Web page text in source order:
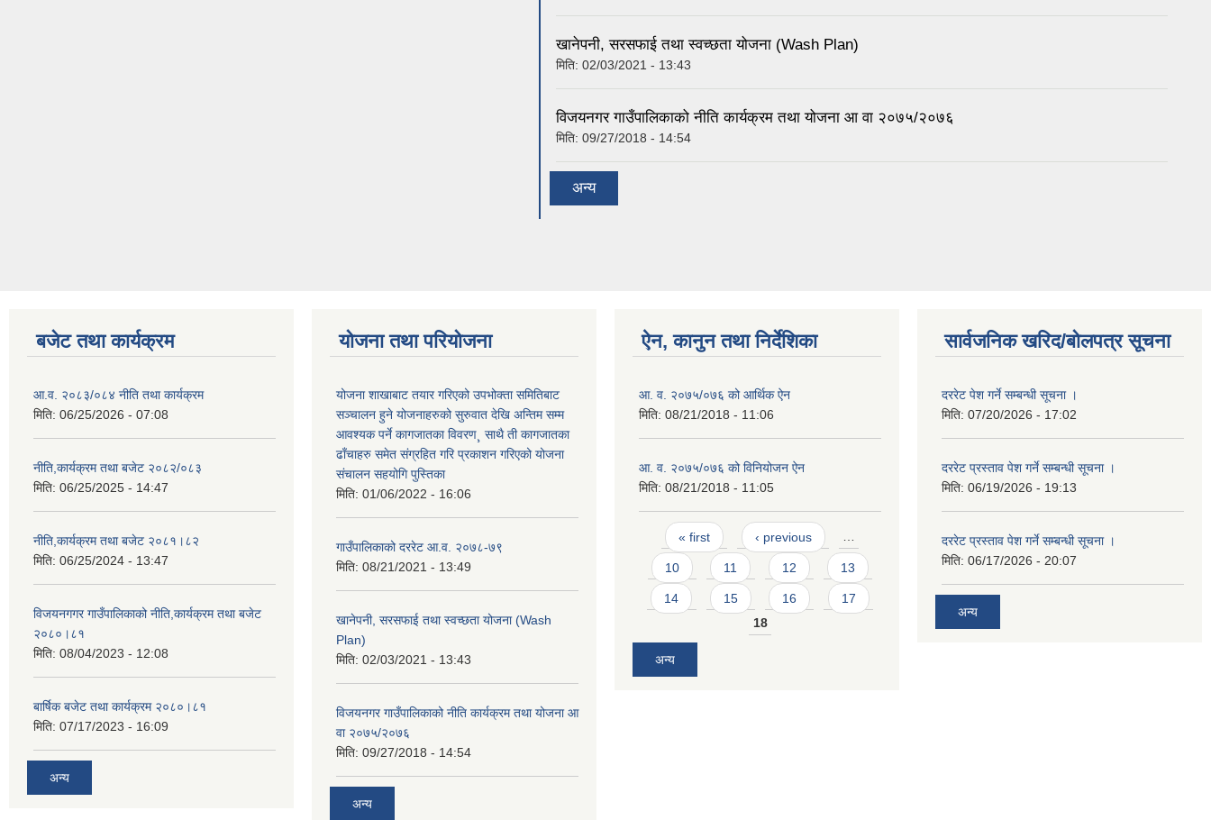
खानेपनी, सरसफाई तथा स्वच्छता योजना (Wash Plan)
मिति: 02/03/2021 - 13:43
विजयनगर गाउँपालिकाको नीति कार्यक्रम तथा योजना आ वा २०७५/२०७६
मिति: 09/27/2018 - 14:54
अन्य
बजेट तथा कार्यक्रम
आ.व. २०८३/०८४ नीति तथा कार्यक्रम
मिति: 06/25/2026 - 07:08
नीति,कार्यक्रम तथा बजेट २०८२/०८३
मिति: 06/25/2025 - 14:47
नीति,कार्यक्रम तथा बजेट २०८१।८२
मिति: 06/25/2024 - 13:47
विजयनगगर गाउँपालिकाको नीति,कार्यक्रम तथा बजेट
२०८०।८१
मिति: 08/04/2023 - 12:08
बार्षिक बजेट तथा कार्यक्रम २०८०।८१
मिति: 07/17/2023 - 16:09
अन्य
योजना तथा परियोजना
योजना शाखाबाट तयार गरिएको उपभोक्ता समितिबाट
सञ्चालन हुने योजनाहरुको सुरुवात देखि अन्तिम सम्म
आवश्यक पर्ने कागजातका विवरण¸ साथै ती कागजातका
ढाँचाहरु समेत संग्रहित गरि प्रकाशन गरिएको योजना
संचालन सहयोगि पुस्तिका
मिति: 01/06/2022 - 16:06
गाउँपालिकाको दररेट आ.व. २०७८-७९
मिति: 08/21/2021 - 13:49
खानेपनी, सरसफाई तथा स्वच्छता योजना (Wash
Plan)
मिति: 02/03/2021 - 13:43
विजयनगर गाउँपालिकाको नीति कार्यक्रम तथा योजना आ
वा २०७५/२०७६
मिति: 09/27/2018 - 14:54
अन्य
ऐन, कानुन तथा निर्देशिका
आ. व. २०७५/०७६ को आर्थिक ऐन
मिति: 08/21/2018 - 11:06
आ. व. २०७५/०७६ को विनियोजन ऐन
मिति: 08/21/2018 - 11:05
Pages
« first ‹ previous …
10 11 12 13
14 15 16
17
18
अन्य
सार्वजनिक खरिद/बोलपत्र सूचना
दररेट पेश गर्ने सम्बन्धी सूचना ।
मिति: 07/20/2026 - 17:02
दररेट प्रस्ताव पेश गर्ने सम्बन्धी सूचना ।
मिति: 06/19/2026 - 19:13
दररेट प्रस्ताव पेश गर्ने सम्बन्धी सूचना ।
मिति: 06/17/2026 - 20:07
अन्य